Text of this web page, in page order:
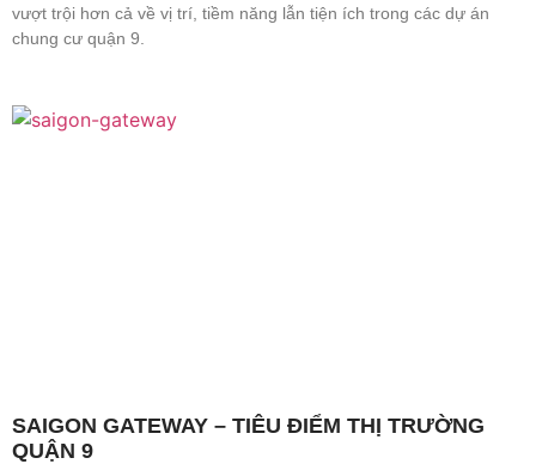
vượt trội hơn cả về vị trí, tiềm năng lẫn tiện ích trong các dự án
chung cư quận 9.
SAIGON GATEWAY – TIÊU ĐIỂM THỊ TRƯỜNG
QUẬN 9